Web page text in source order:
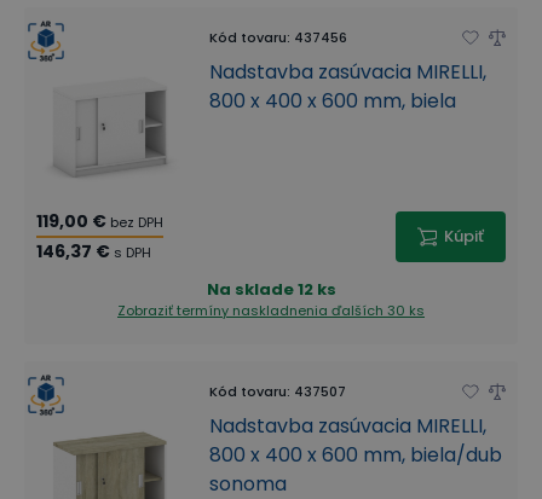
Kód tovaru: 437456
Nadstavba zasúvacia MIRELLI,
800 x 400 x 600 mm, biela
119,00 € bez DPH
146,37 € s DPH
Kúpiť
Na sklade12 ks
Zobraziť termíny naskladnenia ďalších 30 ks
Kód tovaru: 437507
Nadstavba zasúvacia MIRELLI,
800 x 400 x 600 mm, biela/dub
sonoma